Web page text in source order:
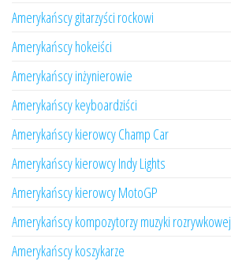
Amerykańscy gitarzyści rockowi
Amerykańscy hokeiści
Amerykańscy inżynierowie
Amerykańscy keyboardziści
Amerykańscy kierowcy Champ Car
Amerykańscy kierowcy Indy Lights
Amerykańscy kierowcy MotoGP
Amerykańscy kompozytorzy muzyki rozrywkowej
Amerykańscy koszykarze